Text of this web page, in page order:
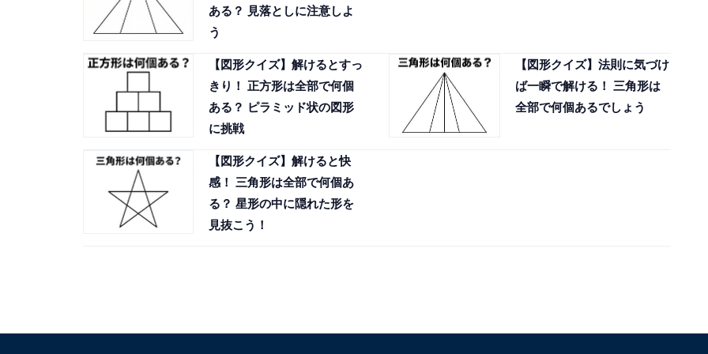
ある？ 見落としに注意しよ
う
【図形クイズ】解けるとすっ
きり！ 正方形は全部で何個
ある？ ピラミッド状の図形
に挑戦
【図形クイズ】法則に気づけ
ば一瞬で解ける！ 三角形は
全部で何個あるでしょう
【図形クイズ】解けると快
感！ 三角形は全部で何個あ
る？ 星形の中に隠れた形を
見抜こう！